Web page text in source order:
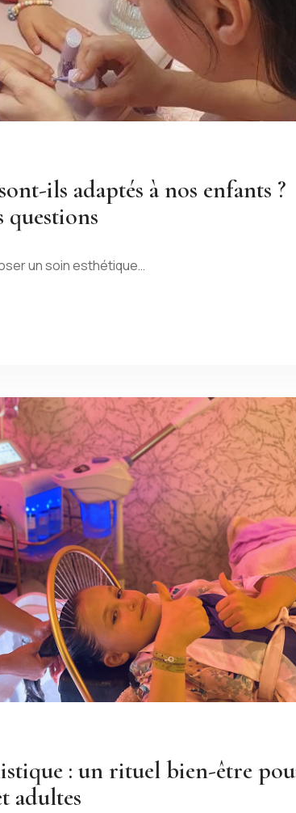
ils adaptés à nos enfants ?
questions
un soin esthétique…
: un rituel bien-être
adultes